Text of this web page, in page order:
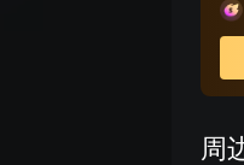
此
人
周